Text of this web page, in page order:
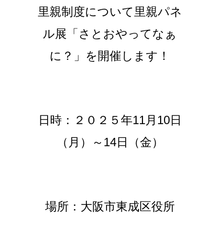
里親制度について里親パネ
ル展「さとおやってなぁ
に？」を開催します！
日時：２０２５年11月10日
（月）～14日（金）
場所：大阪市東成区役所